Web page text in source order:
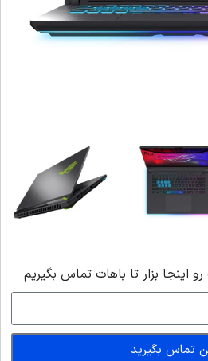
اینجا بزار تا باهات تماس بگیریم
تماس بگیرید